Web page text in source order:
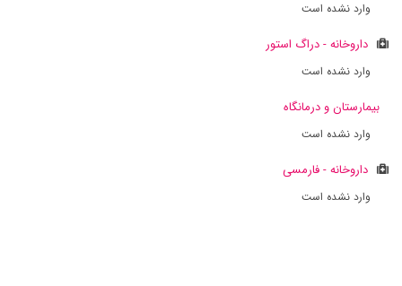
وارد نشده است
داروخانه - دراگ استور
وارد نشده است
بیمارستان و درمانگاه
وارد نشده است
داروخانه - فارمسی
وارد نشده است